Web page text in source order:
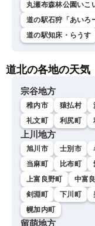
丸瀬布森林公園いこ
道の駅石狩「あいろ
道の駅知床・らうす
道北の各地の天気
宗谷地方
稚内市 猿払村
礼文町
利尻町
上川地方
旭川市 士別市
当麻町
比布町
上富良野町
中富
剣淵町
下川町
幌加内町
留萌地方